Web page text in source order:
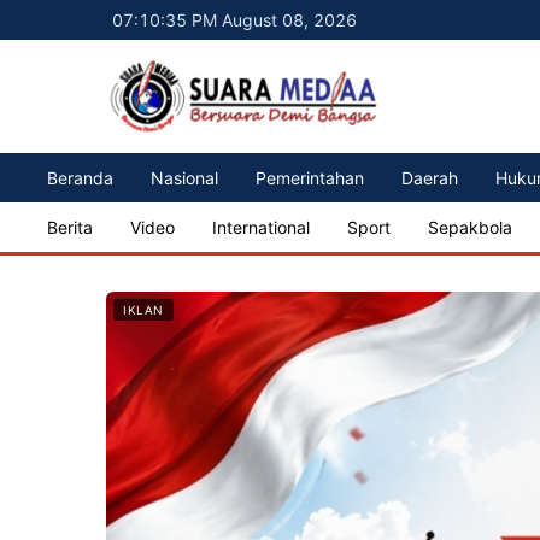
07:10:37 PM August 08, 2026
Beranda Nasional Pemerintahan Daerah
Berita Video International Sport Sepakbola
IKLAN